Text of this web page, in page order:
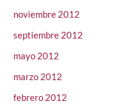
noviembre 2012
septiembre 2012
mayo 2012
marzo 2012
febrero 2012